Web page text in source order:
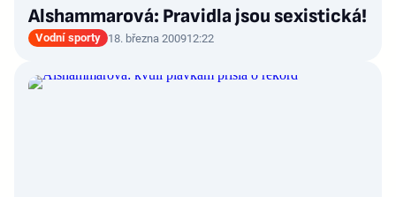
Alshammarová: Pravidla jsou sexistická!
Vodní sporty 18. března 200912:22